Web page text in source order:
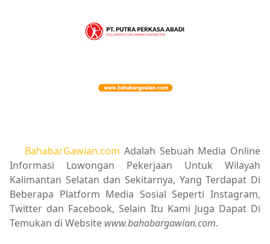
BahabarGawian.com Adalah Sebuah Media Online
Informasi Lowongan Pekerjaan Untuk Wilayah
Kalimantan Selatan dan Sekitarnya, Yang Terdapat Di
Beberapa Platform Media Sosial Seperti Instagram,
Twitter dan Facebook, Selain Itu Kami Juga Dapat Di
Temukan di Website www.bahabargawian.com.